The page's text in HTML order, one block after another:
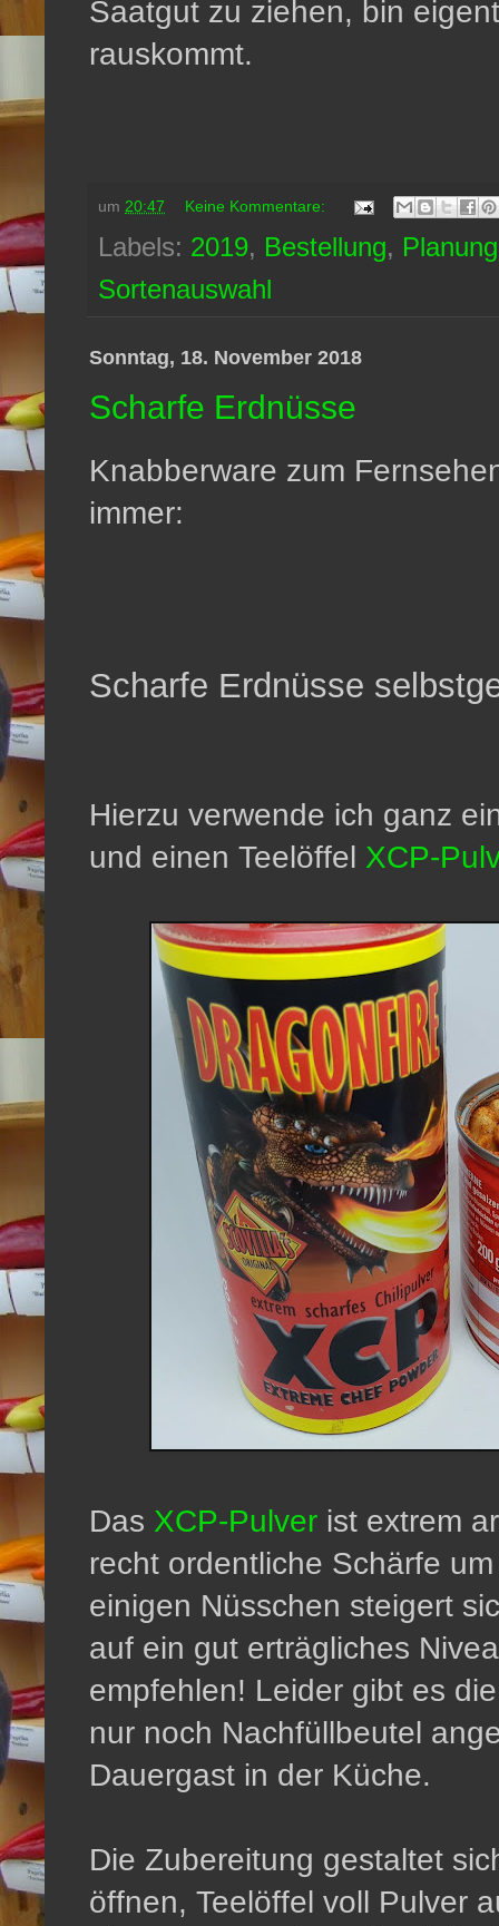
Saatgut zu ziehen, bin
rauskommt.
um 20:47 Keine Kommentare:
Labels: 2019, Bestellung, Planung
Sortenauswahl
Sonntag, 18. November 2018
Scharfe Erdnüsse
Knabberware zum
immer:
Scharfe Erdnüsse
Hierzu verwende ich ganz
und einen Teelöffel XCP-
Das XCP-Pulver ist extrem
recht ordentliche Schärfe
einigen Nüsschen steigert
auf ein gut erträgliches
empfehlen! Leider gibt es
nur noch Nachfüllbeutel
Dauergast in der Küche.
Die Zubereitung gestaltet
öffnen, Teelöffel voll Pulver